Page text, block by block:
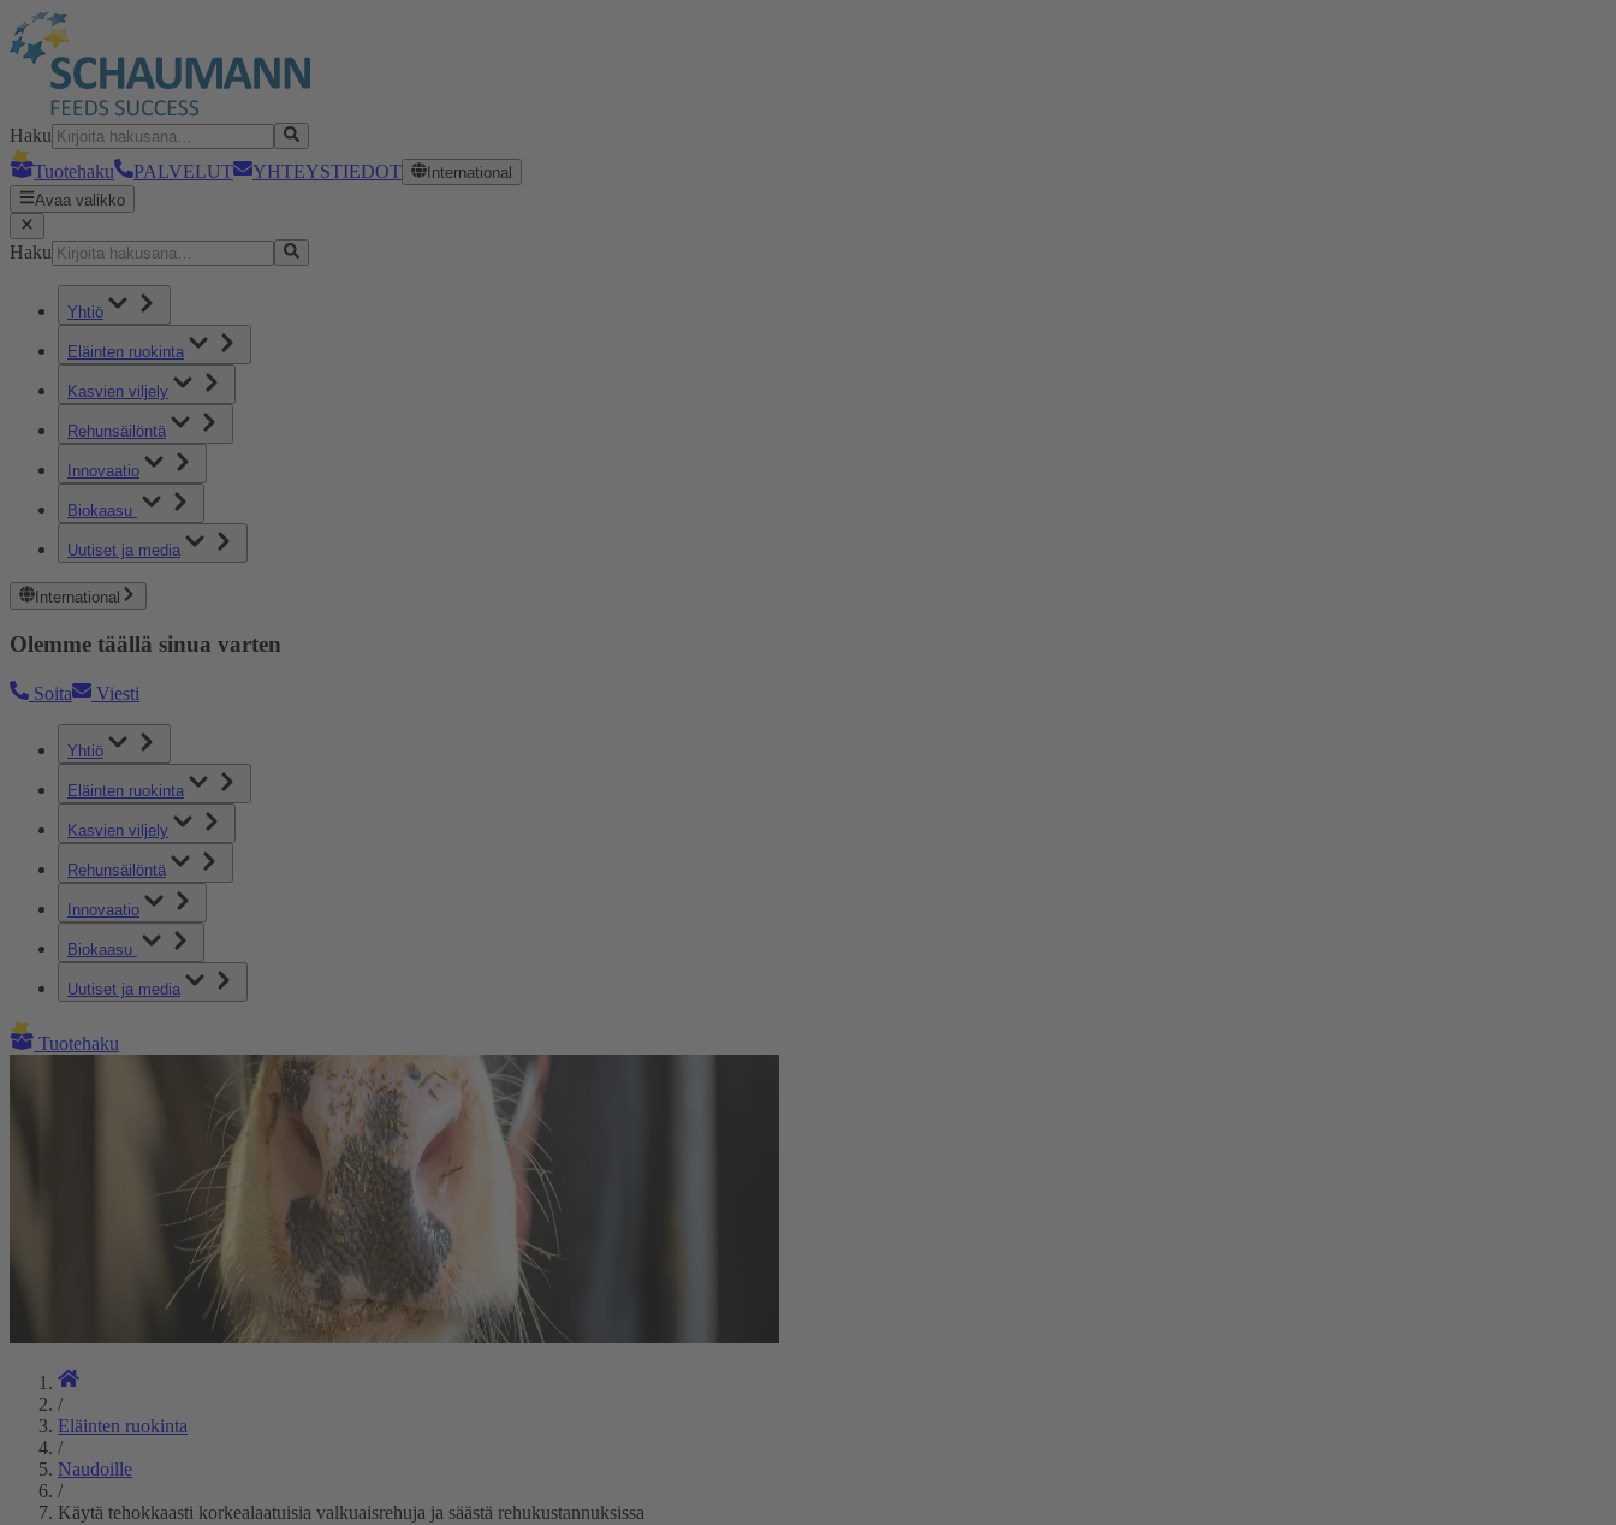
Haku
Tuotehaku
PALVELUT YHTEYSTIEDOT
International
Avaa valikko
Haku
Yhtiö
Eläinten ruokinta
Kasvien viljely
Rehunsäilöntä
Innovaatio
Biokaasu
Uutiset ja media
International
Olemme täällä sinua varten
Soita Viesti
Yhtiö
Eläinten ruokinta
Kasvien viljely
Rehunsäilöntä
Innovaatio
Biokaasu
Uutiset ja media
Tuotehaku
/
Eläinten ruokinta
/
Naudoille
/
Käytä tehokkaasti korkealaatuisia valkuaisrehuja ja säästä rehukustannuksissa